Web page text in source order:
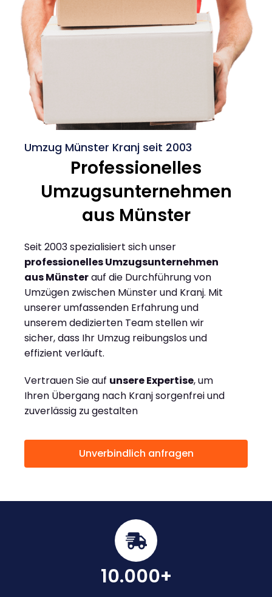
Umzug Münster Kranj seit 2003
Professionelles
Umzugsunternehmen
aus Münster
Seit 2003 spezialisiert sich unser
professionelles Umzugsunternehmen
aus Münsterauf die Durchführung von
Umzügen zwischen Münster und Kranj. Mit
unserer umfassenden Erfahrung und
unserem dedizierten Team stellen wir
sicher, dass Ihr Umzug reibungslos und
effizient verläuft.
Vertrauen Sie auf unsere Expertise, um
Ihren Übergang nach Kranj sorgenfrei und
zuverlässig zu gestalten
Unverbindlich anfragen
10.000+